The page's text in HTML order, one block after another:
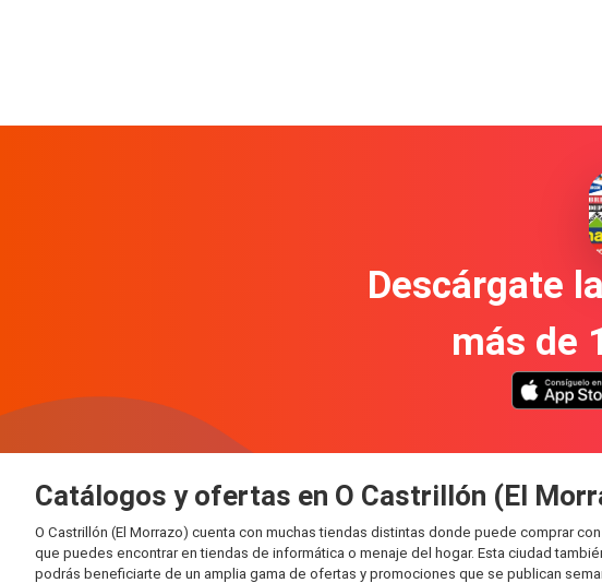
Descárgate
más de
Catálogos y ofertas en O Castrillón (El
O Castrillón (El Morrazo) cuenta con muchas tiendas distintas donde puede comprar
que puedes encontrar en tiendas de informática o menaje del hogar. Esta ciudad
podrás beneficiarte de un amplia gama de ofertas y promociones que se publican